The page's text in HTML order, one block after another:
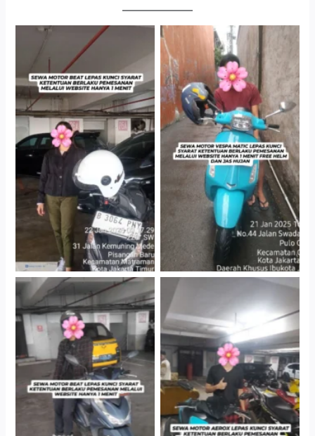
Cityplaza Jatinegara
Gedung Parkir P6A
Antar Jemput Kendaraan
Cityplaza Jatinegara
Gedung Parkir P6A
Cityplaza Jatinegara
Gedung Parkir P6A